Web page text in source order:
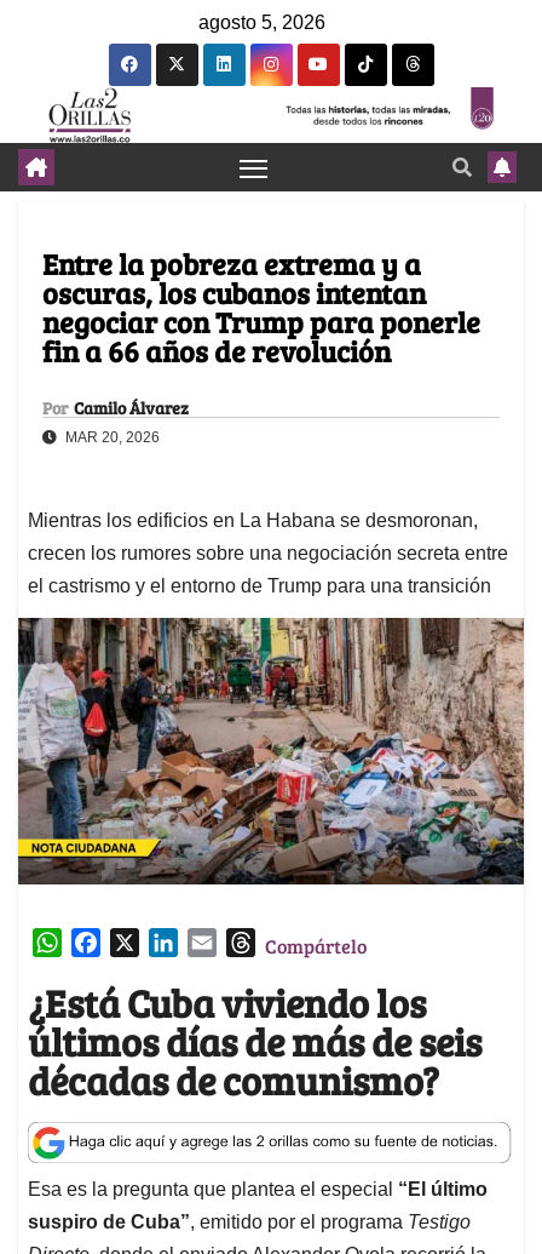
agosto 5, 2026
Entre la pobreza extrema y a
oscuras, los cubanos intentan
negociar con Trump para ponerle
fin a 66 años de revolución
Por Camilo Álvarez
MAR 20, 2026
Mientras los edificios en La Habana se desmoronan,
crecen los rumores sobre una negociación secreta entre
el castrismo y el entorno de Trump para una transición
W
a
t
s
A
p
p
c
e
b
o
o
k
n
k
e
d
I
n
a
l
T
r
e
a
d
s
Compártelo
¿Está Cuba viviendo los
últimos días de más de seis
décadas de comunismo?
Esa es la pregunta que plantea el especial “El último
suspiro de Cuba”, emitido por el programa Testigo